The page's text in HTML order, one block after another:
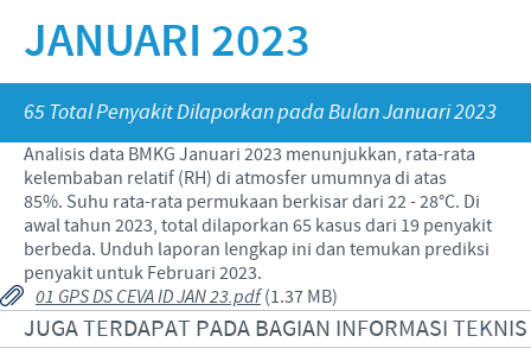
Nilai-nilai kami
Penelitian dan Pengembangan
Produksi
Keberadaan Ceva di dunia
Hubungi Kami
Babi
Sapi
Disease Surveillance
BERITA & MEDIA
Berita Kegiatan
PERAN & TANGGUNG JAWAB
Fokus pada peranan
Kerja sama bisnis dan ilmiah
Kontribusi
Program pendukung
KARIR
Pekerjaan utama kami
Lowongan Pekerjaan
Proses perekrutan kami
JANUARI 2023
65 Total Penyakit Dilaporkan pada Bulan Januari 2023
Analisis data BMKG Januari 2023 menunjukkan, rata-rata
kelembaban relatif (RH) di atmosfer umumnya di atas
85%. Suhu rata-rata permukaan berkisar dari 22 - 28°C. Di
awal tahun 2023, total dilaporkan 65 kasus dari 19 penyakit
berbeda. Unduh laporan lengkap ini dan temukan prediksi
penyakit untuk Februari 2023.
01 GPS DS CEVA ID JAN 23.pdf(1.37 MB)
JUGA TERDAPAT PADA BAGIAN INFORMASI TEKNIS